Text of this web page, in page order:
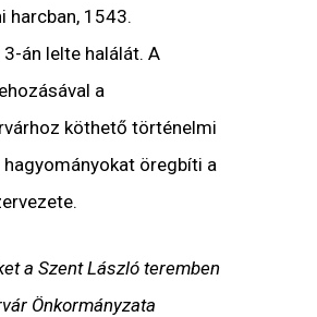
harcban, 1543.
án lelte halálát. A
a
köthető történelmi
öregbíti a
a Szent László teremben
Önkormányzata